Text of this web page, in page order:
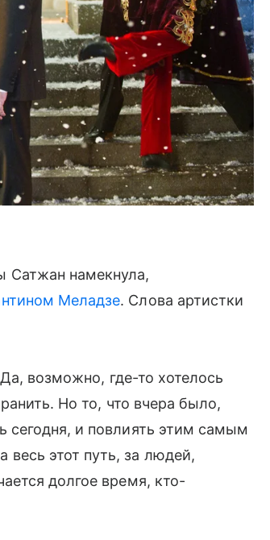
Сатжан намекнула,
Меладзе. Слова артистки
возможно, где-то хотелось
Но то, что вчера было,
сегодня, и повлиять этим самым
этот путь, за людей,
долгое время, кто-